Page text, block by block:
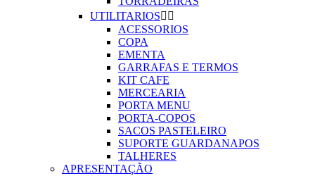
UTILITARIOS 
ACESSORIOS
COPA
EMENTA
GARRAFAS E TERMOS
KIT CAFE
MERCEARIA
PORTA MENU
PORTA-COPOS
SACOS PASTELEIRO
SUPORTE GUARDANAPOS
TALHERES
APRESENTAÇÃO